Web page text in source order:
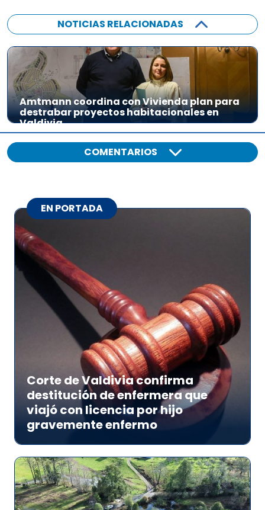
NOTICIAS RELACIONADAS
Amtmann coordina con Vivienda plan para
destrabar proyectos habitacionales en
Valdivia
COMENTARIOS
EN PORTADA
Corte de Valdivia confirma
destitución de enfermera que
viajó con licencia por hijo
gravemente enfermo